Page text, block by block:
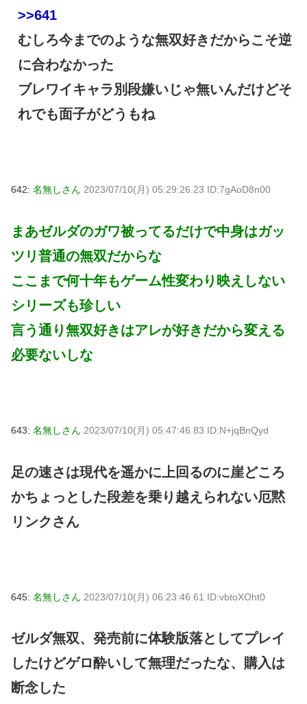
>>641
むしろ今までのような無双好きだからこそ逆
に合わなかった
ブレワイキャラ別段嫌いじゃ無いんだけどそ
れでも面子がどうもね
642: 名無しさん 2023/07/10(月) 05:29:26.23 ID:7gAoD8n00
まあゼルダのガワ被ってるだけで中身はガッ
ツリ普通の無双だからな
ここまで何十年もゲーム性変わり映えしない
シリーズも珍しい
言う通り無双好きはアレが好きだから変える
必要ないしな
643: 名無しさん 2023/07/10(月) 05:47:46.83 ID:N+jqBnQyd
足の速さは現代を遥かに上回るのに崖どころ
かちょっとした段差を乗り越えられない厄黙
リンクさん
645: 名無しさん 2023/07/10(月) 06:23:46.61 ID:vbtoXOht0
ゼルダ無双、発売前に体験版落としてプレイ
したけどゲロ酔いして無理だったな、購入は
断念した